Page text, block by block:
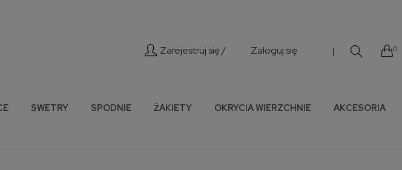
Zarejestruj się / Zaloguj się | 0
SWETRY SPODNIE ŻAKIETY OKRYCIA WIERZCHNIE
AKCESORIA